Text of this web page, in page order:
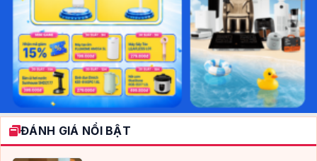
ĐÁNH GIÁ NỔI BẬT